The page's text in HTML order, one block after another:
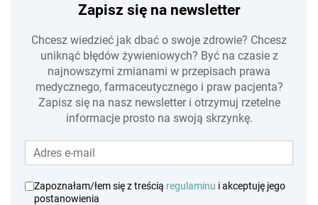
Zapisz się na newsletter
Chcesz wiedzieć jak dbać o swoje zdrowie? Chcesz
uniknąć błędów żywieniowych? Być na czasie z
najnowszymi zmianami w przepisach prawa
medycznego, farmaceutycznego i praw pacjenta?
Zapisz się na nasz newsletter i otrzymuj rzetelne
informacje prosto na swoją skrzynkę.
Zapoznałam/łem się z treścią regulaminu i akceptuję jego
postanowienia